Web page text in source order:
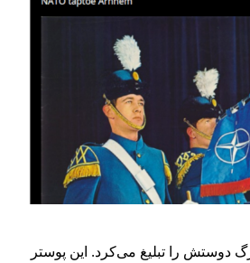
دوستش را تبلیغ می‌کرد. این پوستر